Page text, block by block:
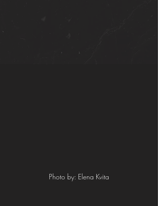
Photo by: Elena Kvita